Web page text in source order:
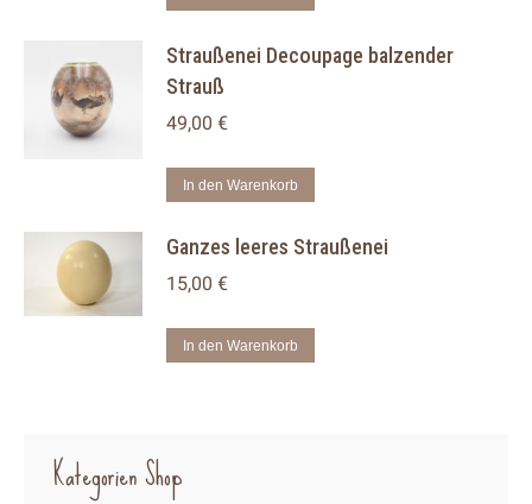
Optionen
werden
Straußenei Decoupage balzender
Strauß
49,00 €
In den Warenkorb
Ganzes leeres Straußenei
15,00 €
In den Warenkorb
Kategorien Shop